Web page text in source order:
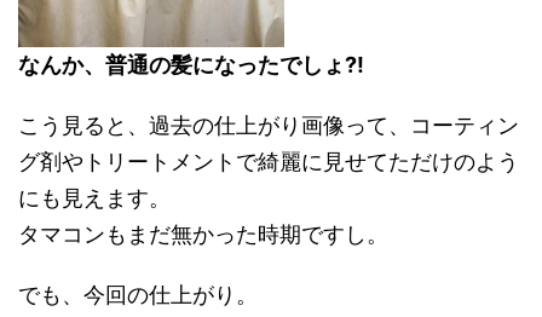
なんか、普通の髪になったでしょ?!
こう見ると、過去の仕上がり画像って、コーティン
グ剤やトリートメントで綺麗に見せてただけのよう
にも見えます。
タマコンもまだ無かった時期ですし。
でも、今回の仕上がり。